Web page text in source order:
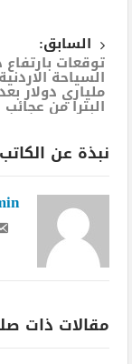
السابق:
توقعات
السياحة
ملياري دولار
البترا من عجائب
نبذة عن الكاتب
مقالات ذات